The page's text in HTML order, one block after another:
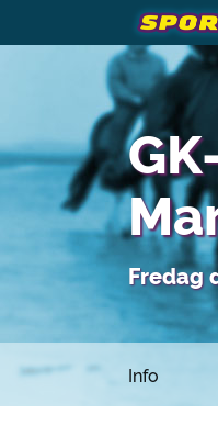
Fredag
Info